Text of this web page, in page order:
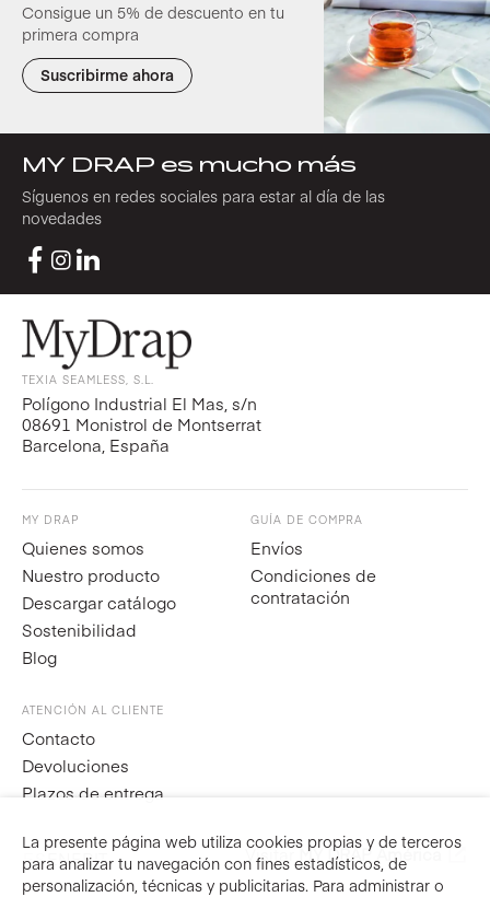
Consigue un 5% de descuento en tu
primera compra
Suscribirme ahora
MY DRAP es mucho más
Síguenos en redes sociales para estar al día de las
novedades
TEXIA SEAMLESS, S.L.
Polígono Industrial El Mas, s/n
08691 Monistrol de Montserrat
Barcelona, España
MY DRAP
Quienes somos
Nuestro producto
Descargar catálogo
Sostenibilidad
Blog
GUÍA DE COMPRA
Envíos
Condiciones de
contratación
ATENCIÓN AL CLIENTE
Contacto
Devoluciones
Plazos de entrega
ESENFRIT VisitarMY DRAP América
La presente página web utiliza cookies propias y de terceros
para analizar tu navegación con fines estadísticos, de
personalización, técnicas y publicitarias. Para administrar o